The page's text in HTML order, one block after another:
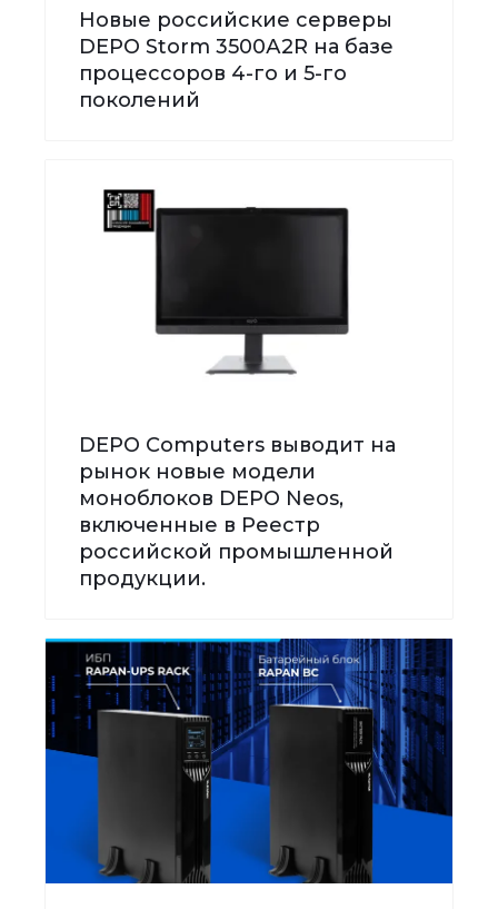
Новые российские серверы
DEPO Storm 3500А2R на базе
процессоров 4-го и 5-го
поколений
DEPO Computers выводит на
рынок новые модели
моноблоков DEPO Neos,
включенные в Реестр
российской промышленной
продукции.